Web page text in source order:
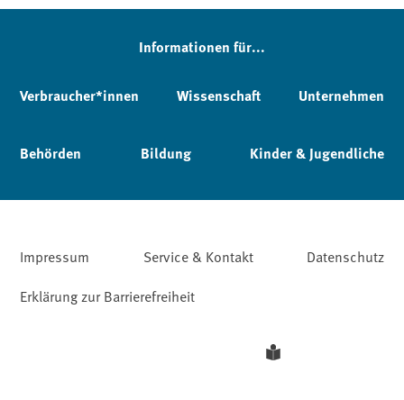
Informationen für...
Verbraucher*innen Wissenschaft Unternehmen
Behörden Bildung Kinder & Jugendliche
Impressum Service & Kontakt
Datenschutz
Erklärung zur Barrierefreiheit